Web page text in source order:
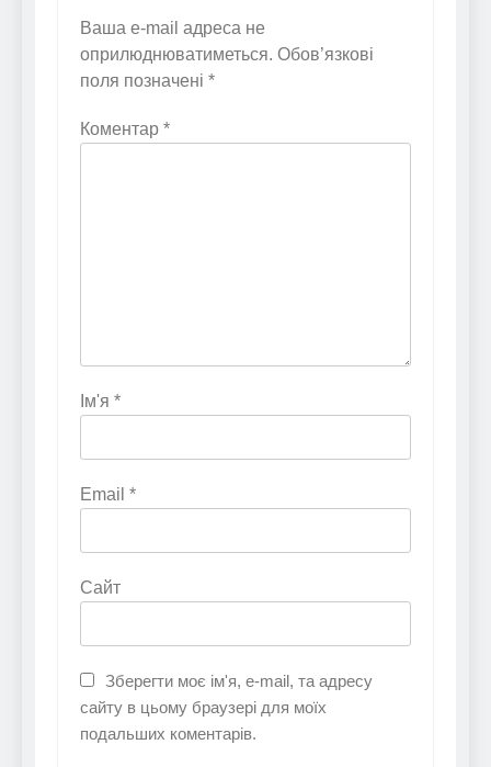
Ваша e-mail адреса не
оприлюднюватиметься. Обов’язкові
поля позначені *
Коментар *
Ім'я *
Email *
Сайт
Зберегти моє ім'я, e-mail, та адресу
сайту в цьому браузері для моїх
подальших коментарів.